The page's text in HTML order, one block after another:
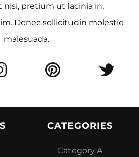
nisi, pretium ut lacinia in,
Donec sollicitudin molestie
malesuada.
CATEGORIES
Category A